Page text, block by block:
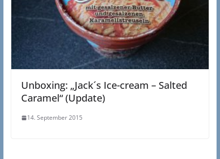
Unboxing: „Jack´s Ice-cream – Salted
Caramel“ (Update)
14. September 2015